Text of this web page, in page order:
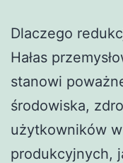
Dlaczego
Hałas
stanowi
środowiska,
użytkowników
produkcyjnych,